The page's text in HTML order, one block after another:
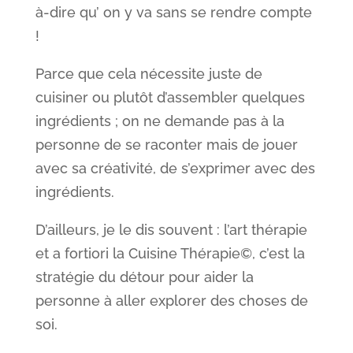
à-dire qu’ on y va sans se rendre compte
!
Parce que cela nécessite juste de
cuisiner ou plutôt d’assembler quelques
ingrédients ; on ne demande pas à la
personne de se raconter mais de jouer
avec sa créativité, de s’exprimer avec des
ingrédients.
D’ailleurs, je le dis souvent : l’art thérapie
et a fortiori la Cuisine Thérapie©, c’est la
stratégie du détour pour aider la
personne à aller explorer des choses de
soi.